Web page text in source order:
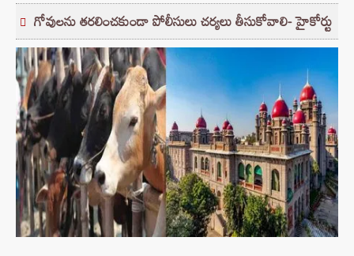
గోవులను తరలించకుండా పోలీసులు చర్యలు తీసుకోవాలి- హైకోర్టు